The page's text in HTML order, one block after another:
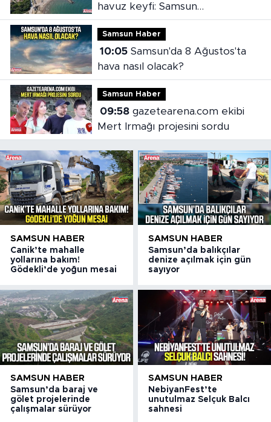
havuz keyfi: Samsun
sahillerindeki koylar ilgi görüyor
Samsun Haber
10:05Samsun'da 8 Ağustos'ta
hava nasıl olacak?
Samsun Haber
09:58gazetearena.com ekibi
Mert Irmağı projesini sordu
SAMSUN HABER
Canik’te mahalle
yollarına bakım!
Gödekli’de yoğun mesai
SAMSUN HABER
Samsun’da balıkçılar
denize açılmak için gün
sayıyor
SAMSUN HABER
Samsun’da baraj ve
gölet projelerinde
çalışmalar sürüyor
SAMSUN HABER
NebiyanFest’te
unutulmaz Selçuk Balcı
sahnesi